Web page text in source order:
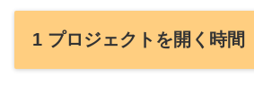
1 プロジェクトを開く時間